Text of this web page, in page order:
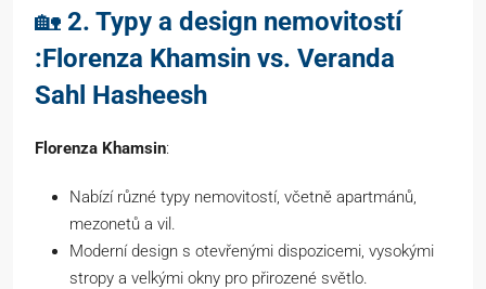
🏡 2. Typy a design nemovitostí
:Florenza Khamsin vs. Veranda
Sahl Hasheesh
Florenza Khamsin:
Nabízí různé typy nemovitostí, včetně apartmánů,
mezonetů a vil.
Moderní design s otevřenými dispozicemi, vysokými
stropy a velkými okny pro přirozené světlo.